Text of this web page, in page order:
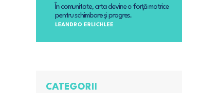
În comunitate, arta devine o forță motrice
pentru schimbare și progres.
LEANDRO ERLICHLEE
CATEGORII